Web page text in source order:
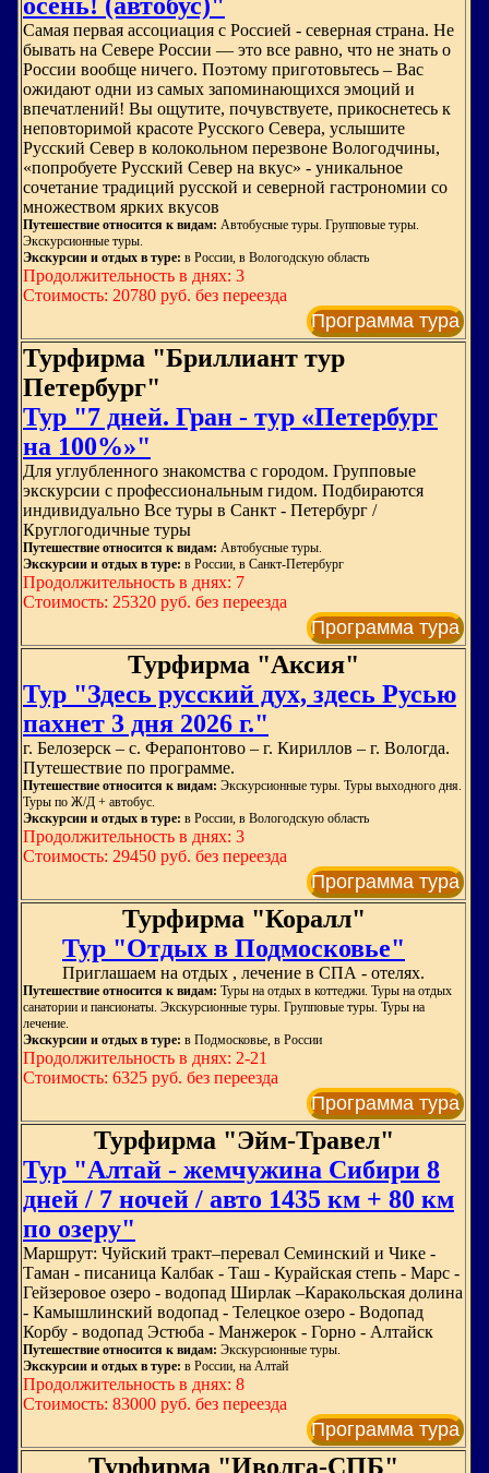
Самая первая ассоциация с Россией - северная страна. Не
бывать на Севере России — это все равно, что не знать о
России вообще ничего. Поэтому приготовьтесь – Вас
ожидают одни из самых запоминающихся эмоций и
впечатлений! Вы ощутите, почувствуете, прикоснетесь к
неповторимой красоте Русского Севера, услышите
Русский Север в колокольном перезвоне Вологодчины,
«попробуете Русский Север на вкус» - уникальное
сочетание традиций русской и северной гастрономии со
множеством ярких вкусов
Путешествие относится к видам: Автобусные туры. Групповые туры.
Экскурсионные туры.
Экскурсии и отдых в туре: в России, в Вологодскую область
Продолжительность в днях: 3
Стоимость: 20780 руб. без переезда
Программа тура
Турфирма "Бриллиант тур
Петербург"
Тур "7 дней. Гран - тур «Петербург
на 100%»"
Для углубленного знакомства с городом. Групповые
экскурсии с профессиональным гидом. Подбираются
индивидуально Все туры в Санкт - Петербург /
Круглогодичные туры
Путешествие относится к видам: Автобусные туры.
Экскурсии и отдых в туре: в России, в Санкт-Петербург
Продолжительность в днях: 7
Стоимость: 25320 руб. без переезда
Программа тура
Турфирма "Аксия"
Тур "Здесь русский дух, здесь Русью
пахнет 3 дня 2026 г."
г. Белозерск – с. Ферапонтово – г. Кириллов – г. Вологда.
Путешествие по программе.
Путешествие относится к видам: Экскурсионные туры. Туры выходного дня.
Туры по Ж/Д + автобус.
Экскурсии и отдых в туре: в России, в Вологодскую область
Продолжительность в днях: 3
Стоимость: 29450 руб. без переезда
Программа тура
Турфирма "Коралл"
Тур "Отдых в Подмосковье"
Приглашаем на отдых , лечение в СПА - отелях.
Путешествие относится к видам: Туры на отдых в коттеджи. Туры на отдых
санатории и пансионаты. Экскурсионные туры. Групповые туры. Туры на
лечение.
Экскурсии и отдых в туре: в Подмосковье, в России
Продолжительность в днях: 2-21
Стоимость: 6325 руб. без переезда
Программа тура
Турфирма "Эйм-Травел"
Тур "Алтай - жемчужина Сибири 8
дней / 7 ночей / авто 1435 км + 80 км
по озеру"
Маршрут: Чуйский тракт–перевал Семинский и Чике -
Таман - писаница Калбак - Таш - Курайская степь - Марс -
Гейзеровое озеро - водопад Ширлак –Каракольская долина
- Камышлинский водопад - Телецкое озеро - Водопад
Корбу - водопад Эстюба - Манжерок - Горно - Алтайск
Путешествие относится к видам: Экскурсионные туры.
Экскурсии и отдых в туре: в России, на Алтай
Продолжительность в днях: 8
Стоимость: 83000 руб. без переезда
Программа тура
Турфирма "Иволга-СПБ"